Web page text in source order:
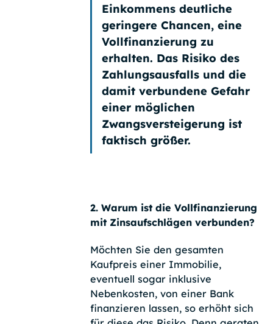
Einkommens deutliche
geringere Chancen, eine
Vollfinanzierung zu
erhalten. Das Risiko des
Zahlungsausfalls und die
damit verbundene Gefahr
einer möglichen
Zwangsversteigerung ist
faktisch größer.
2. Warum ist die Vollfinanzierung
mit Zinsaufschlägen verbunden?
Möchten Sie den gesamten
Kaufpreis einer Immobilie,
eventuell sogar inklusive
Nebenkosten, von einer Bank
finanzieren lassen, so erhöht sich